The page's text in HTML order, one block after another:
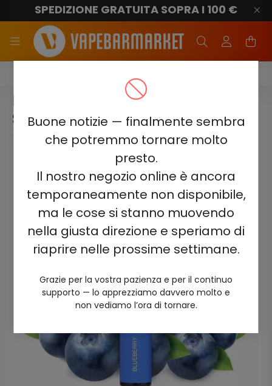
Buone notizie — finalmente sembra
che potremmo tornare molto
presto.
Il nostro negozio online è ancora
temporaneamente non disponibile,
ma le cose si stanno muovendo
nella giusta direzione e speriamo di
riaprire nelle prossime settimane.
Grazie per la vostra pazienza e per il continuo
supporto — lo apprezziamo davvero molto e
non vediamo l’ora di tornare.
SPEDIZIONE GRATUITA SOPRA I 100 €
Senza nicotina
ELF BAR 800 - BLUEBERRY 0% -
SENZA NICOTINA